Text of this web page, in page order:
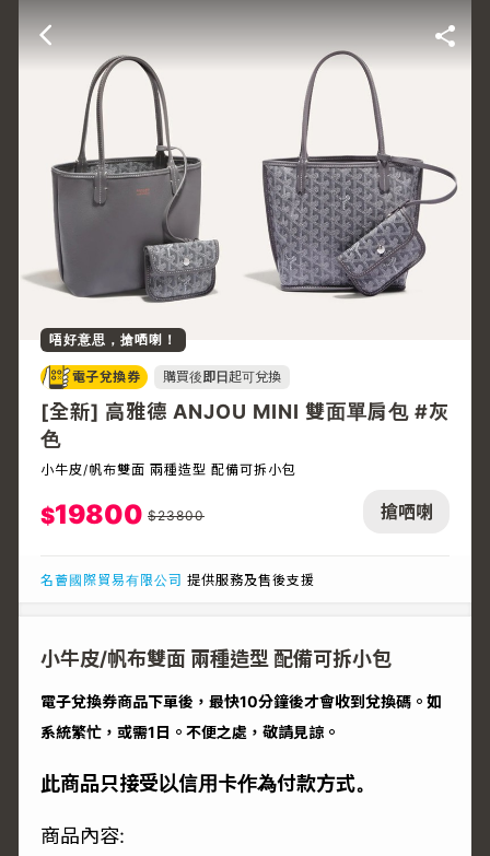
搶哂喇
唔好意思，搶哂喇！
電子兌換券 購買後即日起可兌換
[全新] 高雅德 ANJOU MINI 雙面單肩包 #灰
色
小牛皮/帆布雙面 兩種造型 配備可拆小包
$19800 $23800
名薈國際貿易有限公司 提供服務及售後支援
小牛皮/帆布雙面 兩種造型 配備可拆小包
電子兌換券商品下單後，最快10分鐘後才會收到兌換碼。如
系統繁忙，或需1日。不便之處，敬請見諒。
此商品只接受以信用卡作為付款方式。
商品內容: